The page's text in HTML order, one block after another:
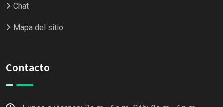
Chat
Mapa del sitio
Contacto